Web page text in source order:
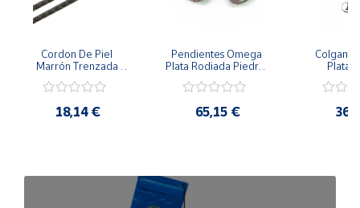
Cordon De Piel
Marrón Trenzada
Plata De 45Cm
18,14 €
Pendientes Omega
Plata Rodiada Piedras
65,15 €
Plata